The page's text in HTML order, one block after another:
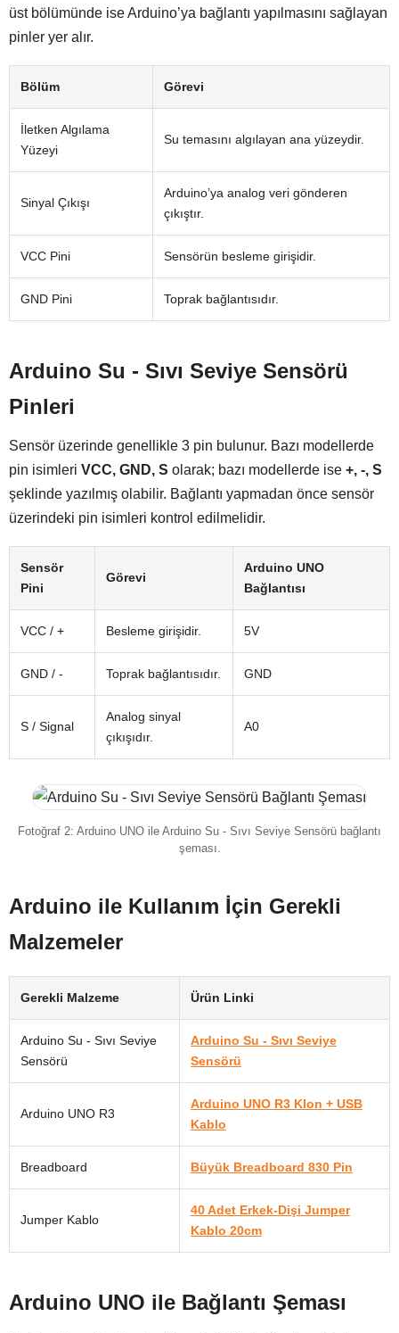
üst bölümünde ise Arduino’ya bağlantı yapılmasını sağlayan
pinler yer alır.
Bölüm Görevi
İletken Algılama
Yüzeyi
Su temasını algılayan ana yüzeydir.
Sinyal Çıkışı
Arduino’ya analog veri gönderen
çıkıştır.
VCC Pini Sensörün besleme girişidir.
GND Pini Toprak bağlantısıdır.
Arduino Su - Sıvı Seviye Sensörü
Pinleri
Sensör üzerinde genellikle 3 pin bulunur. Bazı modellerde
pin isimleri VCC, GND, S olarak; bazı modellerde ise +, -, S
şeklinde yazılmış olabilir. Bağlantı yapmadan önce sensör
üzerindeki pin isimleri kontrol edilmelidir.
Sensör
Pini
Görevi
Arduino UNO
Bağlantısı
VCC / + Besleme girişidir. 5V
GND / - Toprak bağlantısıdır. GND
S / Signal
Analog sinyal
çıkışıdır.
A0
Fotoğraf 2: Arduino UNO ile Arduino Su - Sıvı Seviye Sensörü bağlantı
şeması.
Arduino ile Kullanım İçin Gerekli
Malzemeler
Gerekli Malzeme Ürün Linki
Arduino Su - Sıvı Seviye
Sensörü
Arduino Su - Sıvı Seviye
Sensörü
Arduino UNO R3
Arduino UNO R3 Klon + USB
Kablo
Breadboard Büyük Breadboard 830 Pin
Jumper Kablo
40 Adet Erkek-Dişi Jumper
Kablo 20cm
Arduino UNO ile Bağlantı Şeması